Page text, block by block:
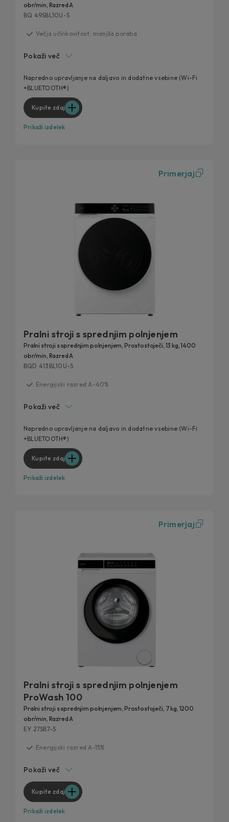
obr/min, Razred A
BQ 49SBL10U-S
Večja učinkovitost, manjša poraba
Soft Drum
Posebni programi
Pokaži več
Napredno upravljanje na daljavo in dodatne vsebine (Wi-Fi
+BLUETOOTH®)
Kupite zdaj
Prikaži izdelek
Primerjaj
Pralni stroji s sprednjim polnjenjem
Pralni stroji s sprednjim polnjenjem, Prostostoječi, 13 kg, 1400
obr/min, Razred A
BQD 413BL10U-S
Energijski razred A-40%
Samodejno doziranje
Barvni TFT zaslon
Pokaži več
Napredno upravljanje na daljavo in dodatne vsebine (Wi-Fi
+BLUETOOTH®)
Kupite zdaj
Prikaži izdelek
Primerjaj
Pralni stroji s sprednjim polnjenjem
ProWash 100
Pralni stroji s sprednjim polnjenjem, Prostostoječi, 7 kg, 1200
obr/min, Razred A
EY 27SB7-S
Energijski razred A-15%
AI Silent Motion
Soft Drum
Pokaži več
Kupite zdaj
Prikaži izdelek